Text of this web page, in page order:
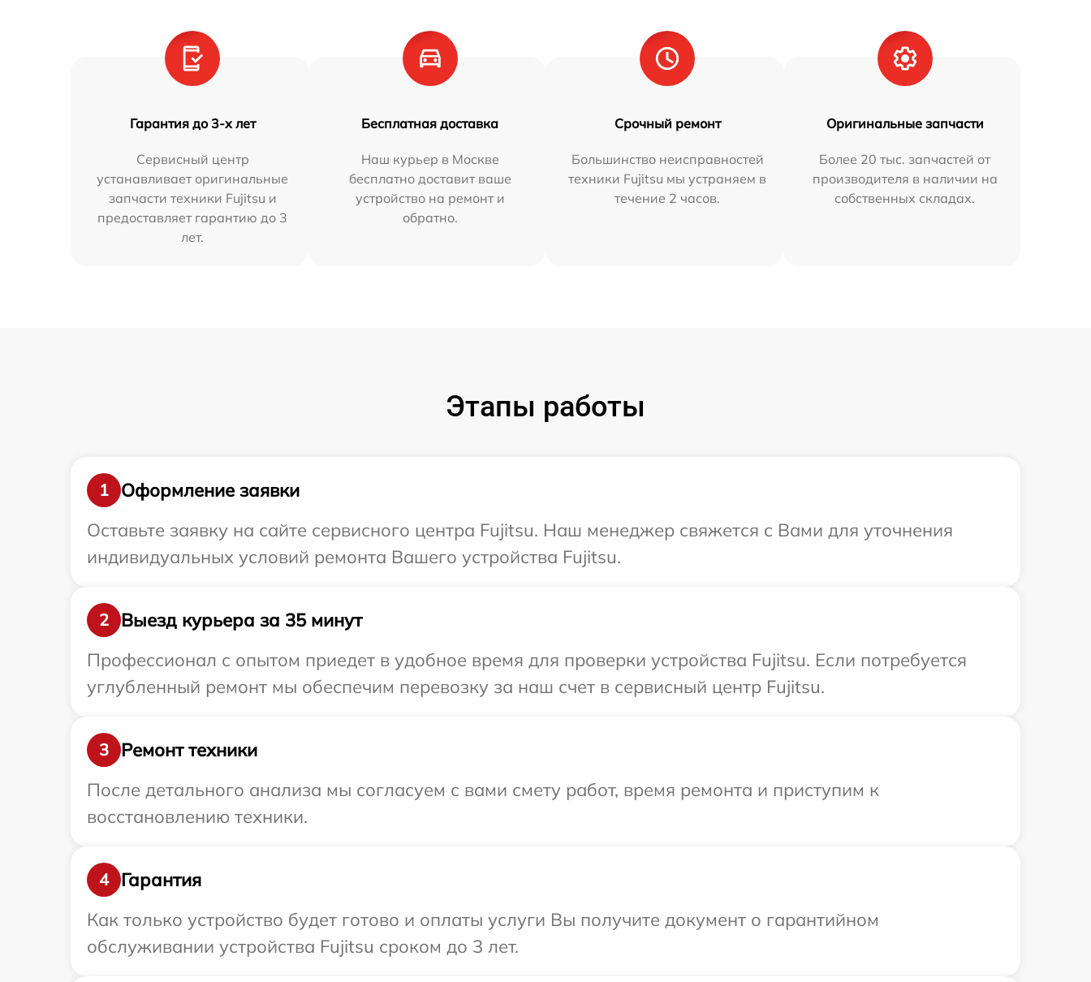
Гарантия до 3-х лет
Сервисный центр
устанавливает оригинальные
запчасти техники Fujitsu и
предоставляет гарантию до 3
лет.
Бесплатная доставка
Наш курьер в Москве
бесплатно доставит ваше
устройство на ремонт и
обратно.
Срочный ремонт
Большинство неисправностей
техники Fujitsu мы устраняем в
течение 2 часов.
Оригинальные запчасти
Более 20 тыс. запчастей от
производителя в наличии на
собственных складах.
Этапы работы
1
Оформление заявки
Оставьте заявку на сайте сервисного центра Fujitsu. Наш менеджер свяжется с Вами для уточнения
индивидуальных условий ремонта Вашего устройства Fujitsu.
2
Выезд курьера за 35 минут
Профессионал с опытом приедет в удобное время для проверки устройства Fujitsu. Если потребуется
углубленный ремонт мы обеспечим перевозку за наш счет в сервисный центр Fujitsu.
3
Ремонт техники
После детального анализа мы согласуем с вами смету работ, время ремонта и приступим к
восстановлению техники.
4
Гарантия
Как только устройство будет готово и оплаты услуги Вы получите документ о гарантийном
обслуживании устройства Fujitsu сроком до 3 лет.